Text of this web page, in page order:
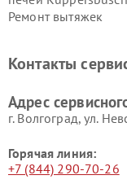
Ремонт вытяжек
Kuppersbusch
Ремонт сушильных
Контакты
Адрес
г. Волгоград, ул.
Горячая линия:
+7 (844) 290-70-26